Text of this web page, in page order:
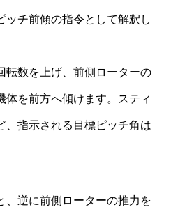
ッチ前傾の指令として解釈し
転数を上げ、前側ローターの
体を前方へ傾けます。スティ
、指示される目標ピッチ角は
、逆に前側ローターの推力を